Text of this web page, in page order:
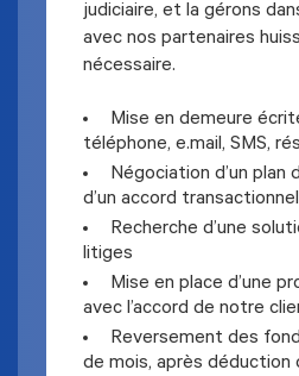
judiciaire, et la gérons
avec nos partenaires
nécessaire.
Mise en demeure
téléphone, e.mail, SMS,
Négociation d’un plan
d’un accord transactionnel
Recherche d’une
litiges
Mise en place d’une
avec l’accord de notre
Reversement des
de mois, après déduction